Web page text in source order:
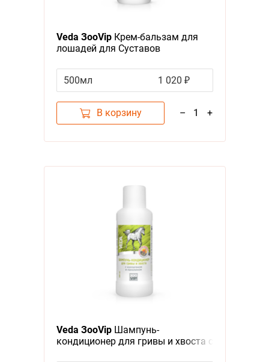
Veda ЗооVipКрем-бальзам для
лошадей для Суставов
500мл 1 020 ₽
В корзину – 1 +
Veda ЗооVipШампунь-
кондиционер для гривы и хвоста с